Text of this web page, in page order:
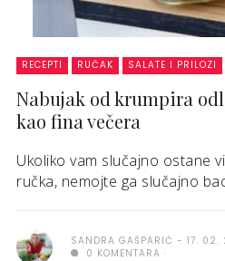
RECEPTI RUČAK SALATE I PRILOZI
Nabujak od krumpira
kao fina večera
Ukoliko vam slučajno ostane
ručka, nemojte ga slučajno
SANDRA GAŠPARIĆ
17. 02.
0 KOMENTARA